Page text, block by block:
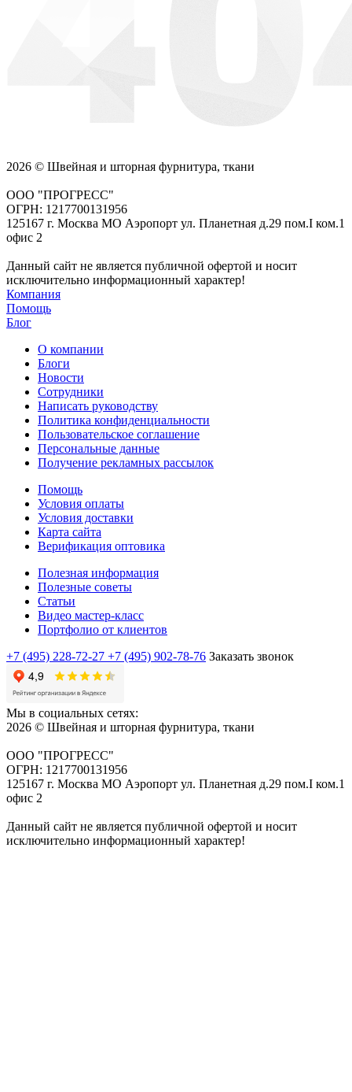
2026 © Швейная и шторная фурнитура, ткани
ООО "ПРОГРЕСС"
ОГРН: 1217700131956
125167 г. Москва МО Аэропорт ул. Планетная д.29 пом.I ком.1
офис 2
Данный сайт не является публичной офертой и носит
исключительно информационный характер!
Компания
Помощь
Блог
О компании
Блоги
Новости
Сотрудники
Написать руководству
Политика конфиденциальности
Пользовательское соглашение
Персональные данные
Получение рекламных рассылок
Помощь
Условия оплаты
Условия доставки
Карта сайта
Верификация оптовика
Полезная информация
Полезные советы
Статьи
Видео мастер-класс
Портфолио от клиентов
+7 (495) 228-72-27 +7 (495) 902-78-76 Заказать звонок
Мы в социальных сетях:
2026 © Швейная и шторная фурнитура, ткани
ООО "ПРОГРЕСС"
ОГРН: 1217700131956
125167 г. Москва МО Аэропорт ул. Планетная д.29 пом.I ком.1
офис 2
Данный сайт не является публичной офертой и носит
исключительно информационный характер!